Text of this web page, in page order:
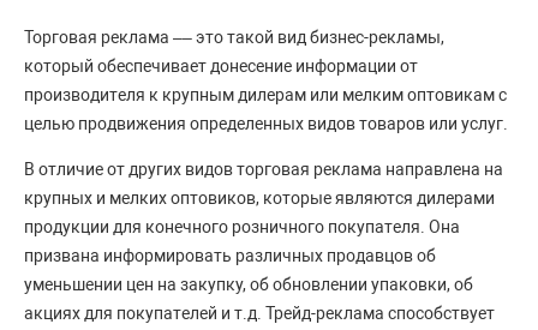
Торговая реклама –– это такой вид бизнес-рекламы,
который обеспечивает донесение информации от
производителя к крупным дилерам или мелким оптовикам с
целью продвижения определенных видов товаров или услуг.
В отличие от других видов торговая реклама направлена на
крупных и мелких оптовиков, которые являются дилерами
продукции для конечного розничного покупателя. Она
призвана информировать различных продавцов об
уменьшении цен на закупку, об обновлении упаковки, об
акциях для покупателей и т.д. Трейд-реклама способствует